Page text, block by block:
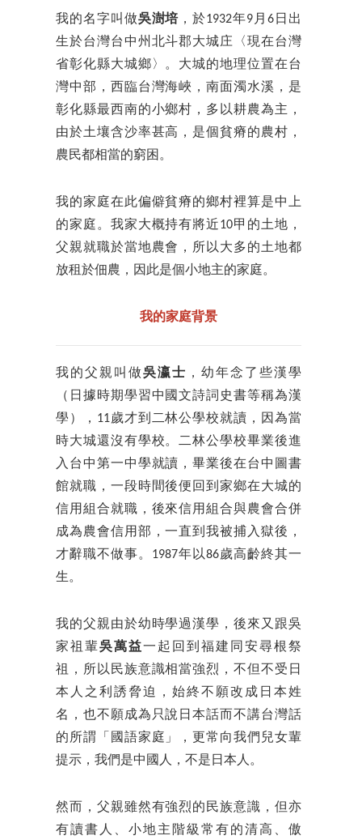
我的名字叫做吳澍培 ，於1932年9月6日出
生於台灣台中州北斗郡大城庄〈現在台灣
省彰化縣大城鄉〉。大城的地理位置在台
灣中部，西臨台灣海峽，南面濁水溪，是
彰化縣最西南的小鄉村，多以耕農為主，
由於土壤含沙率甚高，是個貧瘠的農村，
農民都相當的窮困。
我的家庭在此偏僻貧瘠的鄉村裡算是中上
的家庭。我家大概持有將近10甲的土地，
父親就職於當地農會，所以大多的土地都
放租於佃農，因此是個小地主的家庭。
我的家庭背景
我的父親叫做吳瀛士 ，幼年念了些漢學
（日據時期學習中國文詩詞史書等稱為漢
學），11歲才到二林公學校就讀，因為當
時大城還沒有學校。二林公學校畢業後進
入台中第一中學就讀，畢業後在台中圖書
館就職，一段時間後便回到家鄉在大城的
信用組合就職，後來信用組合與農會合併
成為農會信用部，一直到我被捕入獄後，
才辭職不做事。1987年以86歲高齡終其一
生。
我的父親由於幼時學過漢學，後來又跟吳
家祖輩吳萬益一起回到福建同安尋根祭
祖，所以民族意識相當強烈，不但不受日
本人之利誘脅迫，始終不願改成日本姓
名，也不願成為只說日本話而不講台灣話
的所謂「國語家庭」，更常向我們兒女輩
提示，我們是中國人，不是日本人。
然而，父親雖然有強烈的民族意識，但亦
有讀書人、小地主階級常有的清高、傲